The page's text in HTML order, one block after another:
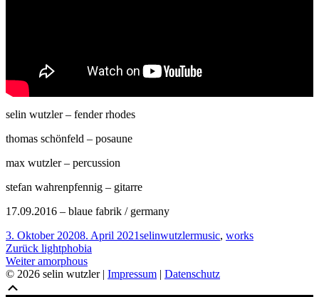
selin wutzler – fender rhodes
thomas schönfeld – posaune
max wutzler – percussion
stefan wahrenpfennig – gitarre
17.09.2016 – blaue fabrik / germany
Veröffentlicht
am
3. Oktober 20208. April 2021Autor
selinwutzlerKategorien
music, works
Beitragsnavigation
Zurück Vorheriger
Beitrag:
lightphobia
Weiter Nächster
Beitrag:
amorphous
© 2026 selin wutzler | Impressum | Datenschutz